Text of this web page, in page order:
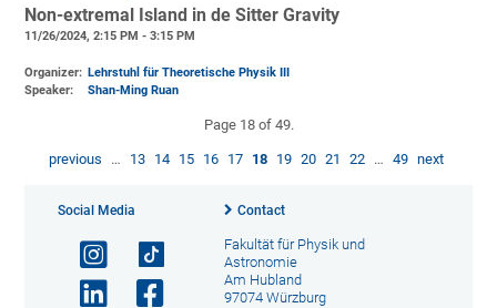
Non-extremal Island in de Sitter Gravity
11/26/2024, 2:15 PM - 3:15 PM
Organizer: Lehrstuhl für Theoretische Physik III
Speaker:
Shan-Ming Ruan
Page 18 of 49.
previous … 13 14 15 16 17 18 19 20 21 22 … 49 next
Social Media Contact
Fakultät für Physik und
Astronomie
Am Hubland
97074 Würzburg